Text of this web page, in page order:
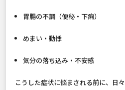
胃腸の不調（便秘・下痢）
めまい・動悸
気分の落ち込み・不安感
こうした症状に悩まされる前に、日